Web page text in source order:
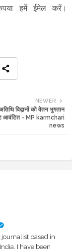
हमें ईमेल करें।
NEWER
विद्वानों को वेतन भुगतान
आवंटित - MP karmchari
news
based in
I have been